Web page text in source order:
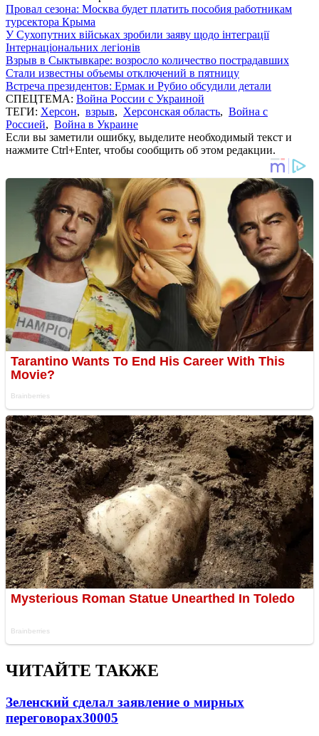
Провал сезона: Москва будет платить пособия работникам
турсектора Крыма
У Сухопутних військах зробили заяву щодо інтеграції
Інтернаціональних легіонів
Взрыв в Сыктывкаре: возросло количество пострадавших
Стали известны объемы отключений в пятницу
Встреча президентов: Ермак и Рубио обсудили детали
СПЕЦТЕМА: Война России с Украиной
ТЕГИ: Херсон, взрыв, Херсонская область, Война с
Россией, Война в Украине
Если вы заметили ошибку, выделите необходимый текст и
нажмите Ctrl+Enter, чтобы сообщить об этом редакции.
ЧИТАЙТЕ ТАКЖЕ
Зеленский сделал заявление о мирных
переговорах30005